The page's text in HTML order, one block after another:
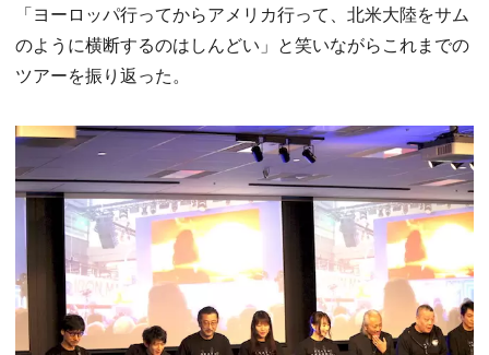
「ヨーロッパ行ってからアメリカ行って、北米大陸をサム
のように横断するのはしんどい」と笑いながらこれまでの
ツアーを振り返った。